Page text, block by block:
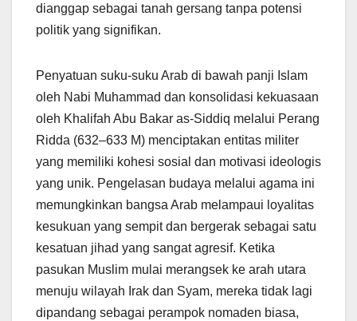
dianggap sebagai tanah gersang tanpa potensi
politik yang signifikan.
Penyatuan suku-suku Arab di bawah panji Islam
oleh Nabi Muhammad dan konsolidasi kekuasaan
oleh Khalifah Abu Bakar as-Siddiq melalui Perang
Ridda (632–633 M) menciptakan entitas militer
yang memiliki kohesi sosial dan motivasi ideologis
yang unik. Pengelasan budaya melalui agama ini
memungkinkan bangsa Arab melampaui loyalitas
kesukuan yang sempit dan bergerak sebagai satu
kesatuan jihad yang sangat agresif. Ketika
pasukan Muslim mulai merangsek ke arah utara
menuju wilayah Irak dan Syam, mereka tidak lagi
dipandang sebagai perampok nomaden biasa,